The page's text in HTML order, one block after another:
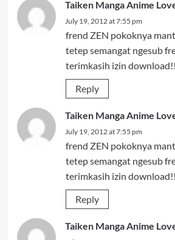
Taiken Manga Anime
July 19, 2012 at 7:55 pm
frend ZEN pokoknya
tetep semangat ngesub
terimkasih izin
Reply
Taiken Manga Anime
July 19, 2012 at 7:55 pm
frend ZEN pokoknya
tetep semangat ngesub
terimkasih izin
Reply
Taiken Manga Anime